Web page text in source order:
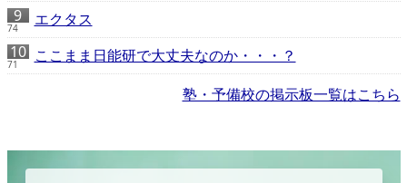
74 エクタス
71
ここまま日能研で大丈夫なのか・・・？
塾・予備校の掲示板一覧はこちら